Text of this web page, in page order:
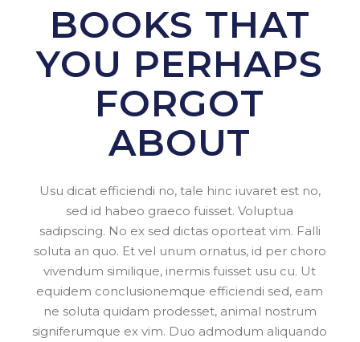
BOOKS THAT
YOU PERHAPS
FORGOT
ABOUT
Usu dicat efficiendi no, tale hinc iuvaret est no,
sed id habeo graeco fuisset. Voluptua
sadipscing. No ex sed dictas oporteat vim. Falli
soluta an quo. Et vel unum ornatus, id per choro
vivendum similique, inermis fuisset usu cu. Ut
equidem conclusionemque efficiendi sed, eam
ne soluta quidam prodesset, animal nostrum
signiferumque ex vim. Duo admodum aliquando